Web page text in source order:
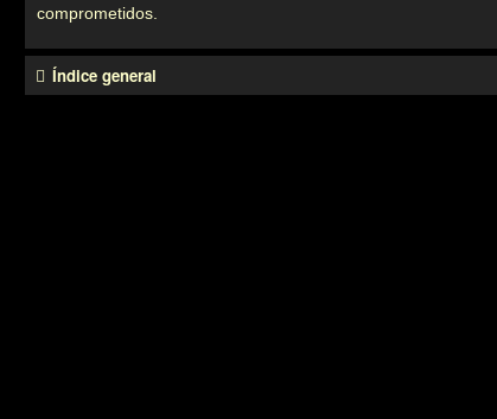
comprometidos.
Índice general